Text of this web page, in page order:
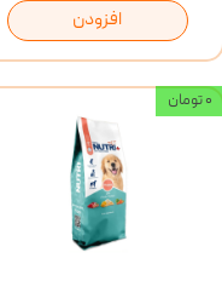
افزودن
۰ تومان